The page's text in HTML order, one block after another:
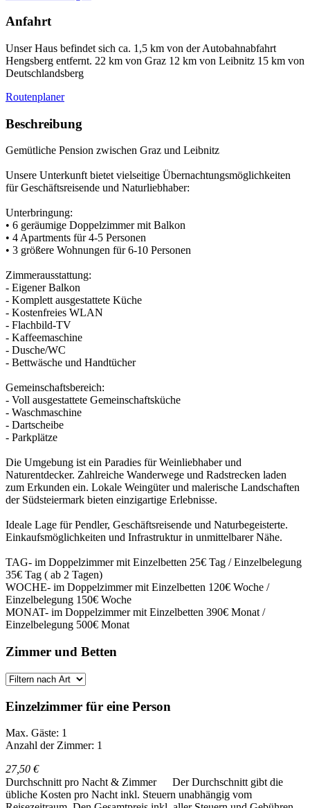
Anfahrt
Unser Haus befindet sich ca. 1,5 km von der Autobahnabfahrt
Hengsberg entfernt. 22 km von Graz 12 km von Leibnitz 15 km von
Deutschlandsberg
Routenplaner
Beschreibung
Gemütliche Pension zwischen Graz und Leibnitz
Unsere Unterkunft bietet vielseitige Übernachtungsmöglichkeiten
für Geschäftsreisende und Naturliebhaber:
Unterbringung:
• 6 geräumige Doppelzimmer mit Balkon
• 4 Apartments für 4-5 Personen
• 3 größere Wohnungen für 6-10 Personen
Zimmerausstattung:
- Eigener Balkon
- Komplett ausgestattete Küche
- Kostenfreies WLAN
- Flachbild-TV
- Kaffeemaschine
- Dusche/WC
- Bettwäsche und Handtücher
Gemeinschaftsbereich:
- Voll ausgestattete Gemeinschaftsküche
- Waschmaschine
- Dartscheibe
- Parkplätze
Die Umgebung ist ein Paradies für Weinliebhaber und
Naturentdecker. Zahlreiche Wanderwege und Radstrecken laden
zum Erkunden ein. Lokale Weingüter und malerische Landschaften
der Südsteiermark bieten einzigartige Erlebnisse.
Ideale Lage für Pendler, Geschäftsreisende und Naturbegeisterte.
Einkaufsmöglichkeiten und Infrastruktur in unmittelbarer Nähe.
TAG- im Doppelzimmer mit Einzelbetten 25€ Tag / Einzelbelegung
35€ Tag ( ab 2 Tagen)
WOCHE- im Doppelzimmer mit Einzelbetten 120€ Woche /
Einzelbelegung 150€ Woche
MONAT- im Doppelzimmer mit Einzelbetten 390€ Monat /
Einzelbelegung 500€ Monat
Zimmer und Betten
Einzelzimmer für eine Person
Max. Gäste: 1
Anzahl der Zimmer: 1
27,50 €
Durchschnitt pro Nacht & Zimmer
Der Durchschnitt gibt die
übliche Kosten pro Nacht inkl. Steuern unabhängig vom